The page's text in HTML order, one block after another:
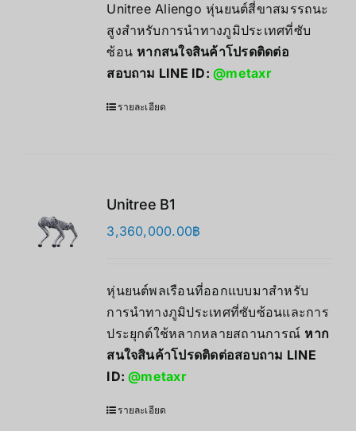
Unitree Aliengo หุ่นยนต์สี่ขาสมรรถนะ
สูงสำหรับการนำทางภูมิประเทศที่ซับ
ซ้อน หากสนใจสินค้าโปรดติดต่อ
สอบถาม LINE ID:@metaxr
รายละเอียด
Unitree B1
3,360,000.00฿
หุ่นยนต์พลเรือนที่ออกแบบมาสำหรับ
การนำทางภูมิประเทศที่ซับซ้อนและการ
ประยุกต์ใช้หลากหลายสถานการณ์ หาก
สนใจสินค้าโปรดติดต่อสอบถาม LINE
ID:@metaxr
รายละเอียด